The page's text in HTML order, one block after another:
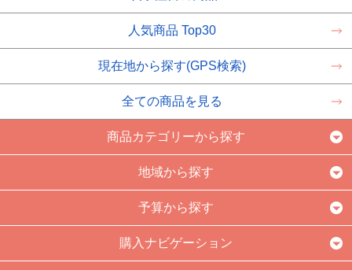
人気商品 Top30
現在地から探す(GPS検索)
全ての商品を見る
商品カテゴリーから探す
地域から探す
予算から探す
購入ナビゲーション